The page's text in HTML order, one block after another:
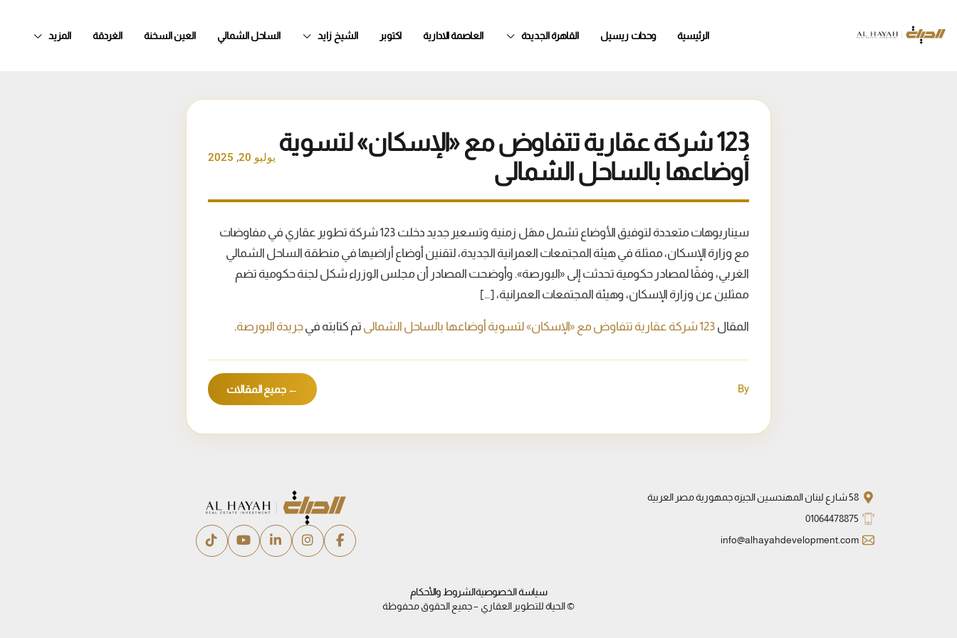
الرئيسية وحدات ريسيل القاهرة الجديدة العاصمة الادارية اكتوبر الشيخ زايد الساحل الشمالي العين السخنة الغردقة المزيد
123 شركة عقارية تتفاوض مع «الإسكان» لتسوية
أوضاعها بالساحل الشمالى
يوليو 20, 2025
سيناريوهات متعددة لتوفيق الأوضاع تشمل مهَل زمنية وتسعير جديد دخلت 123 شركة تطوير عقاري في مفاوضات
مع وزارة الإسكان، ممثلة في هيئة المجتمعات العمرانية الجديدة، لتقنين أوضاع أراضيها في منطقة الساحل الشمالي
الغربي، وفقًا لمصادر حكومية تحدثت إلى «البورصة». وأوضحت المصادر أن مجلس الوزراء شكل لجنة حكومية تضم
ممثلين عن وزارة الإسكان، وهيئة المجتمعات العمرانية، […]
المقال 123 شركة عقارية تتفاوض مع «الإسكان» لتسوية أوضاعها بالساحل الشمالى تم كتابته فيجريدة البورصة.
By ← جميع المقالات
58 شارع لبنان المهندسين الجيزه جمهورية مصر العربية
01064478875
info@alhayahdevelopment.com
سياسة الخصوصيةالشروط والأحكام
© الحياة للتطوير العقاري – جميع الحقوق محفوظة